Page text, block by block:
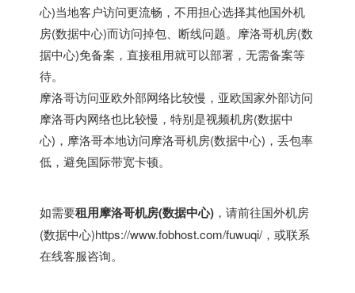
心)当地客户访问更流畅，不用担心选择其他国外机
房(数据中心)而访问掉包、断线问题。摩洛哥机房(数
据中心)免备案，直接租用就可以部署，无需备案等
待。
摩洛哥访问亚欧外部网络比较慢，亚欧国家外部访问
摩洛哥内网络也比较慢，特别是视频机房(数据中
心)，摩洛哥本地访问摩洛哥机房(数据中心)，丢包率
低，避免国际带宽卡顿。
如需要租用摩洛哥机房(数据中心) ，请前往国外机房
(数据中心)https://www.fobhost.com/fuwuqi/ ，或联系
在线客服咨询。